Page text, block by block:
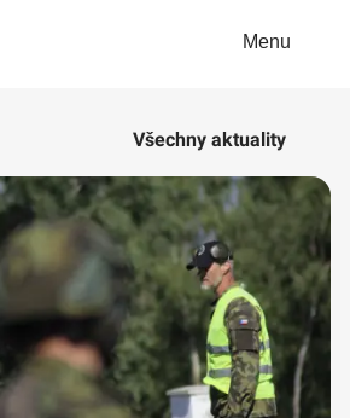
Menu
Všechny aktuality